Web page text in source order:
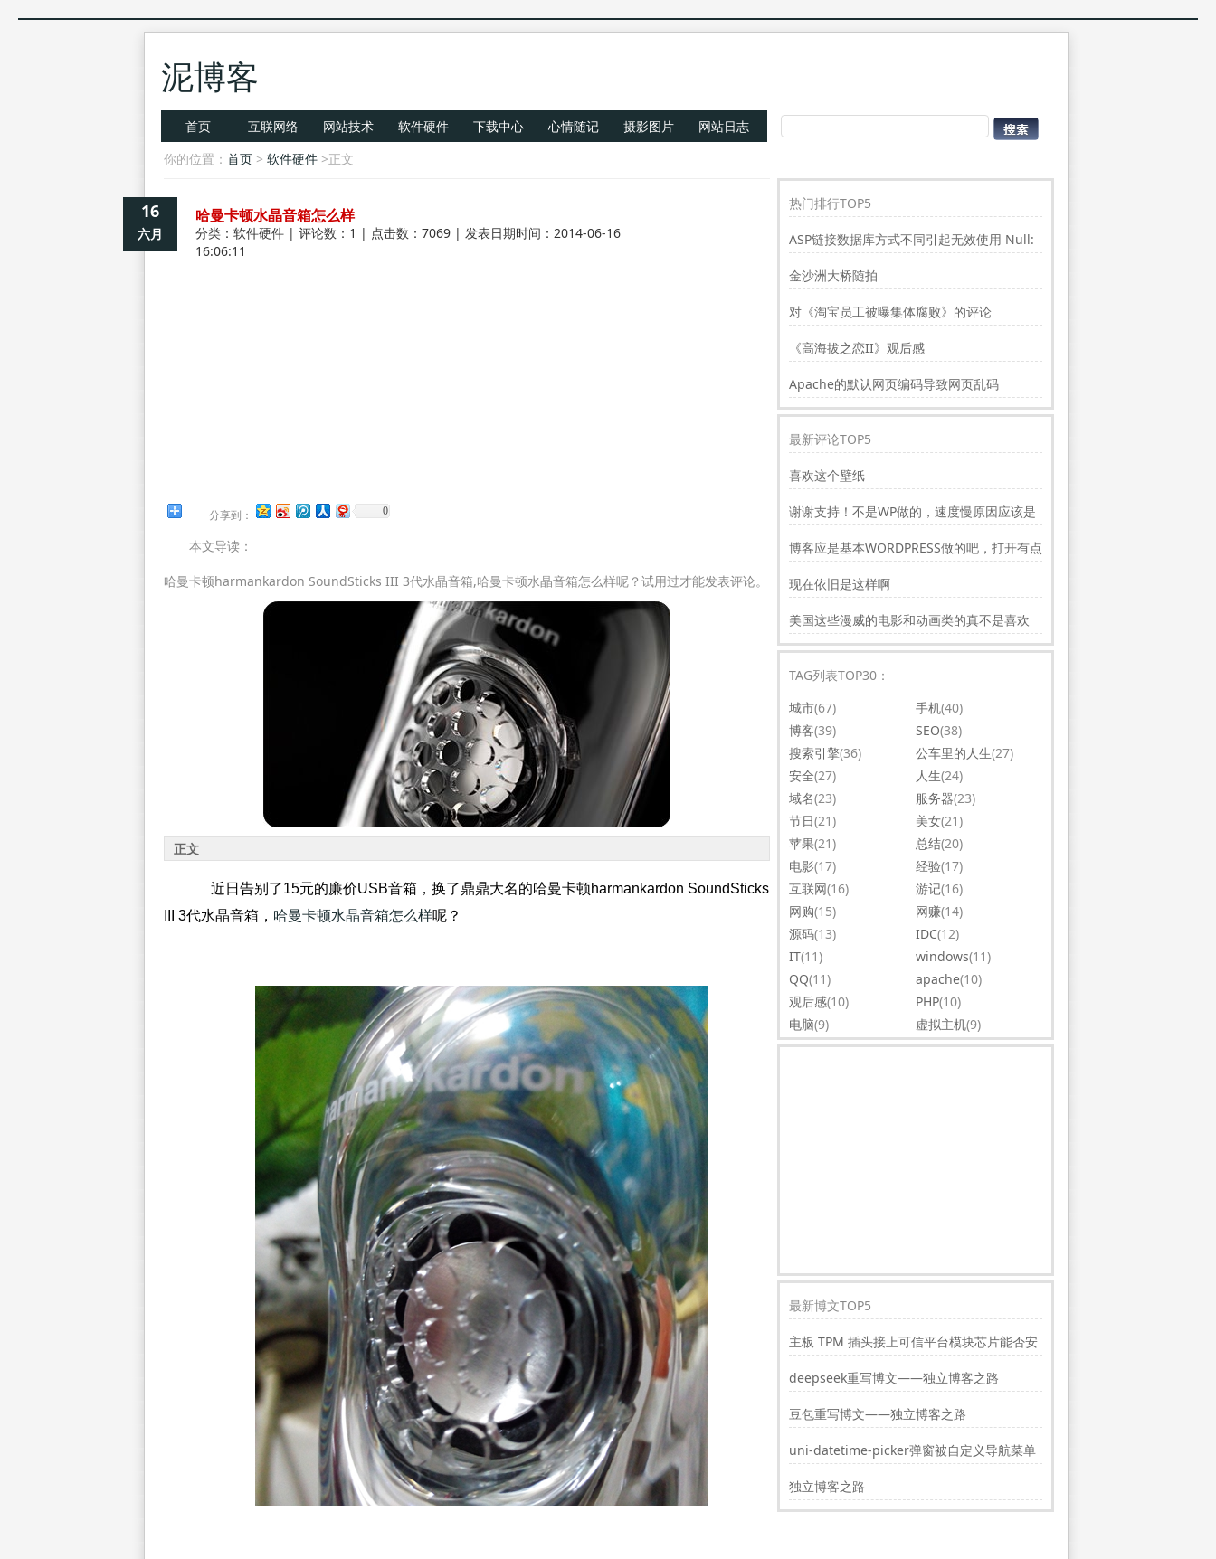
泥博客
首页 互联网络 网站技术 软件硬件 下载中心 心情随记 摄影图片
网站日志
你的位置： 首页> 软件硬件>正文
16
六月
哈曼卡顿水晶音箱怎么样
分类： 软件硬件| 评论数：1 | 点击数：7069 | 发表日期时间：2014-06-16
16:06:11
分享到： 0
本文导读：
哈曼卡顿harmankardon SoundSticks III 3代水晶音箱,哈曼卡顿水晶音箱怎么样呢？试用过才能发表评论。
正文
近日告别了15元的廉价USB音箱，换了鼎鼎大名的哈曼卡顿harmankardon SoundSticks
III 3代水晶音箱， 哈曼卡顿水晶音箱怎么样呢？
热门排行TOP5
ASP链接数据库方式不同引起无效使用 Null:
Replace”的问题
金沙洲大桥随拍
对《淘宝员工被曝集体腐败》的评论
《高海拔之恋II》观后感
Apache的默认网页编码导致网页乱码
最新评论TOP5
喜欢这个壁纸
谢谢支持！不是WP做的，速度慢原因应该是
服务器线路问题。
博客应是基本WORDPRESS做的吧，打开有点
慢，可以优化一下。还有网站更新应多一点，
才会吸引更多相关的人去看。纯个人意见，谢
现在依旧是这样啊
美国这些漫威的电影和动画类的真不是喜欢
看，太没意思了
TAG列表TOP30：
城市(67) 手机(40)
博客(39) SEO(38)
搜索引擎(36) 公车里的人生(27)
安全(27) 人生(24)
域名(23) 服务器(23)
节日(21) 美女(21)
苹果(21) 总结(20)
电影(17) 经验(17)
互联网(16) 游记(16)
网购(15) 网赚(14)
源码(13) IDC(12)
IT(11) windows(11)
QQ(11) apache(10)
观后感(10) PHP(10)
电脑(9) 虚拟主机(9)
最新博文TOP5
主板 TPM 插头接上可信平台模块芯片能否安
装windwos11?
deepseek重写博文——独立博客之路
豆包重写博文——独立博客之路
uni-datetime-picker弹窗被自定义导航菜单
遮挡的解决方法
独立博客之路